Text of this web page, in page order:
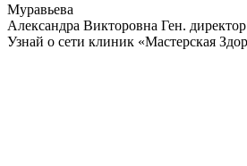
Муравьева
Александра Викторовна Ген.
Узнай о сети клиник «Мастерская